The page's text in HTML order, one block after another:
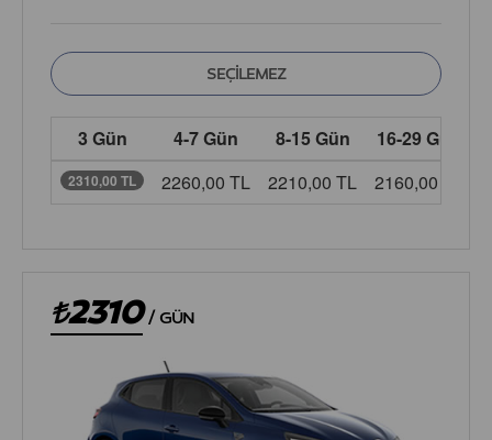
3 Gün 4-7 Gün 8-15 Gün 16-29 Gün
2310,00 TL 2260,00 TL 2210,00 TL 2160,00 TL
2310 / GÜN